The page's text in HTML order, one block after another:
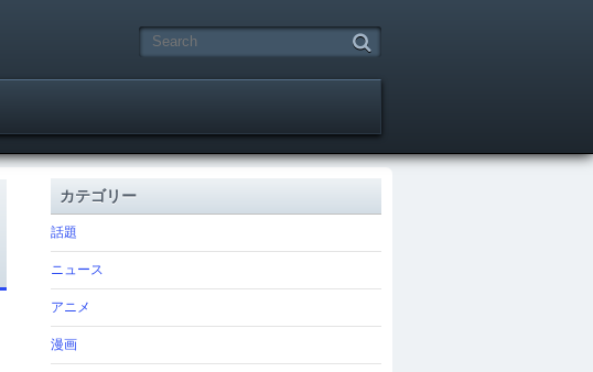
カテゴリー
話題
ニュース
アニメ
漫画